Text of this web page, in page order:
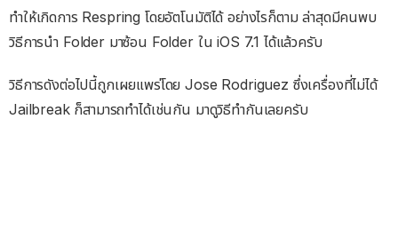
ทำให้เกิดการ Respring โดยอัตโนมัติได้ อย่างไรก็ตาม ล่าสุดมีคนพบ
วิธีการนำ Folder มาซ้อน Folder ใน iOS 7.1 ได้แล้วครับ
วิธีการดังต่อไปนี้ถูกเผยแพร่โดย Jose Rodriguez ซึ่งเครื่องที่ไม่ได้
Jailbreak ก็สามารถทำได้เช่นกัน มาดูวิธีทำกันเลยครับ